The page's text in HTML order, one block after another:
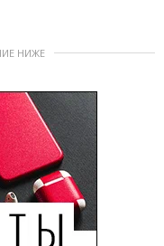
НИЖЕ